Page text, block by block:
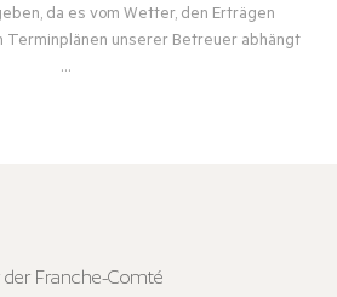
da es vom Wetter, den Erträgen
Terminplänen unserer Betreuer abhängt
…
Franche-Comté